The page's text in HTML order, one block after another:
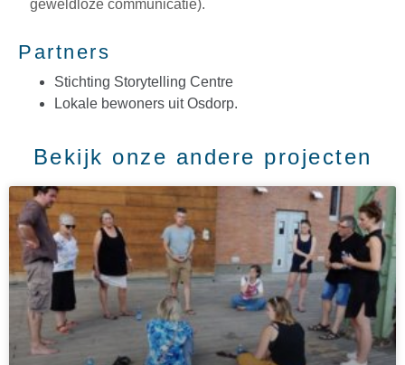
geweldloze communicatie).
Partners
Stichting Storytelling Centre
Lokale bewoners uit Osdorp.
Bekijk onze andere projecten